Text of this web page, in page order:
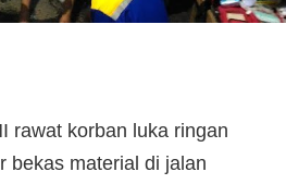
rawat korban luka ringan
bekas material di jalan